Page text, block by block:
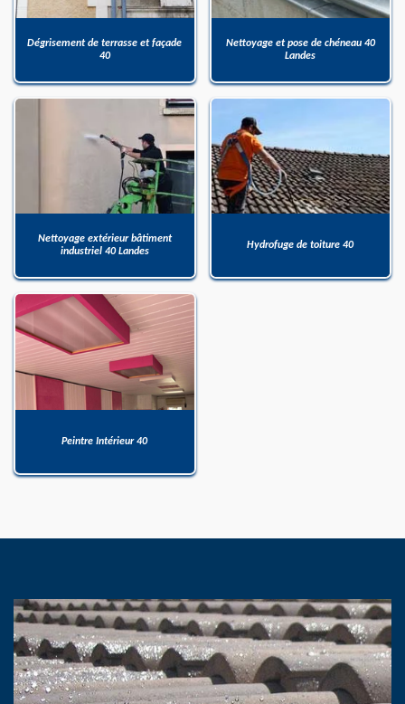
Dégrisement de terrasse et façade
40
Nettoyage et pose de chéneau 40
Landes
Nettoyage extérieur bâtiment
industriel 40 Landes
Hydrofuge de toiture 40
Peintre Intérieur 40